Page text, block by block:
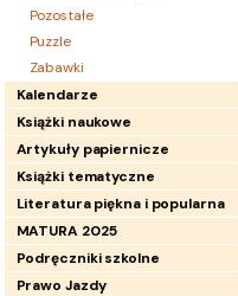
Pozostałe
Puzzle
Zabawki
Kalendarze
Książki naukowe
Artykuły papiernicze
Książki tematyczne
Literatura piękna i popularna
MATURA 2025
Podręczniki szkolne
Prawo Jazdy